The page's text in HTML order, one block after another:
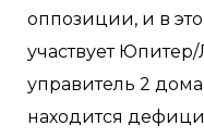
оппозиции, и в
участвует
управитель 2
находится